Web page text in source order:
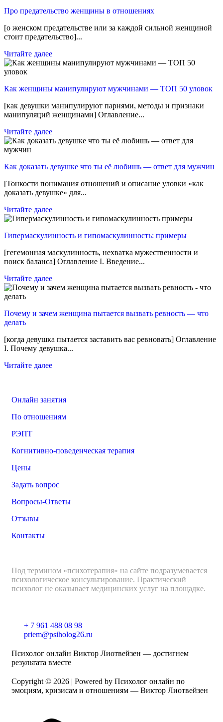
Про предательство женщины в отношениях
[о женском предательстве или за каждой сильной женщиной
стоит предательство]...
Читайте далее
Как женщины манипулируют мужчинами — ТОП 50 уловок
[как девушки манипулируют парнями, методы и признаки
манипуляций женщинами] Оглавление...
Читайте далее
Как доказать девушке что ты её любишь — ответ для мужчин
[Тонкости понимания отношений и описание уловки «как
доказать девушке» для...
Читайте далее
Гипермаскулинность и гипомаскулинность: примеры
[гегемонная маскулинность, нехватка мужественности и
поиск баланса] Оглавление I. Введение...
Читайте далее
Почему и зачем женщина пытается вызвать ревность — что
делать
[когда девушка пытается заставить вас ревновать] Оглавление
I. Почему девушка...
Читайте далее
Онлайн занятия
По отношениям
РЭПТ
Когнитивно-поведенческая терапия
Цены
Задать вопрос
Вопросы-Ответы
Отзывы
Контакты
Под термином «психотерапия» на сайте подразумевается
психологическое консультирование. Практический
психолог не оказывает медицинских услуг на площадке.
+ 7 961 488 08 98
priem@psiholog26.ru
Психолог онлайн Виктор Лиотвейзен — достигнем
результата вместе
Copyright © 2026 | Powered by Психолог онлайн по
эмоциям, кризисам и отношениям — Виктор Лиотвейзен